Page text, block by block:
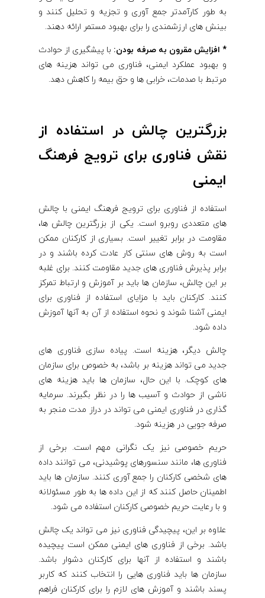
به طور کارآمدتر جمع آوری و تجزیه و تحلیل کنند و
بینش های ارزشمندی را برای بهبود مستمر ارائه دهند.
* افزایش مقرون به صرفه بودن: با پیشگیری از حوادث
و بهبود عملکرد ایمنی، فناوری می تواند هزینه های
مرتبط با صدمات، خرابی ها و حق بیمه را کاهش دهد.
بزرگترین چالش در استفاده از
نقش فناوری برای ترویج فرهنگ
ایمنی
استفاده از فناوری برای ترویج فرهنگ ایمنی با چالش
های متعددی روبرو است. یکی از بزرگترین چالش ها،
مقاومت در برابر تغییر است. بسیاری از کارکنان ممکن
است به روش های سنتی کار عادت کرده باشند و در
برابر پذیرش فناوری های جدید مقاومت کنند. برای غلبه
بر این چالش، سازمان ها باید بر آموزش و ارتباط تمرکز
کنند. کارکنان باید با مزایای استفاده از فناوری برای
ایمنی آشنا شوند و نحوه استفاده از آن به آنها آموزش
داده شود.
چالش دیگر، هزینه است. پیاده سازی فناوری های
جدید می تواند هزینه بر باشد، به خصوص برای سازمان
های کوچک. با این حال، سازمان ها باید هزینه های
ناشی از حوادث و آسیب ها را در نظر بگیرند. سرمایه
گذاری در فناوری ایمنی می تواند در دراز مدت منجر به
صرفه جویی در هزینه شود.
حریم خصوصی نیز یک نگرانی مهم است. برخی از
فناوری ها، مانند سنسورهای پوشیدنی، می توانند داده
های شخصی کارکنان را جمع آوری کنند. سازمان ها باید
اطمینان حاصل کنند که از این داده ها به طور مسئولانه
و با رعایت حریم خصوصی کارکنان استفاده می شود.
علاوه بر این، پیچیدگی فناوری نیز می تواند یک چالش
باشد. برخی از فناوری های ایمنی ممکن است پیچیده
باشند و استفاده از آنها برای کارکنان دشوار باشد.
سازمان ها باید فناوری هایی را انتخاب کنند که کاربر
پسند باشند و آموزش های لازم را برای کارکنان فراهم